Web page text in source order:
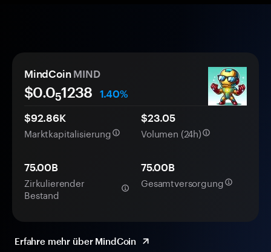
MindCoin MIND
$0.051238
1.40%
$92.86K
Marktkapitalisierung
$23.05
Volumen (24h)
75.00B
Zirkulierender
Bestand
75.00B
Gesamtversorgung
Erfahre mehr über MindCoin